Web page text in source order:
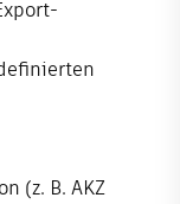
(z. B. AKZ